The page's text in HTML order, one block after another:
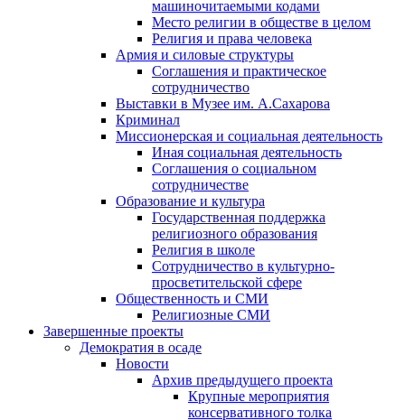
машиночитаемыми кодами
Место религии в обществе в целом
Религия и права человека
Армия и силовые структуры
Соглашения и практическое
сотрудничество
Выставки в Музее им. А.Сахарова
Криминал
Миссионерская и социальная деятельность
Иная социальная деятельность
Соглашения о социальном
сотрудничестве
Образование и культура
Государственная поддержка
религиозного образования
Религия в школе
Сотрудничество в культурно-
просветительской сфере
Общественность и СМИ
Религиозные СМИ
Завершенные проекты
Демократия в осаде
Новости
Архив предыдущего проекта
Крупные мероприятия
консервативного толка